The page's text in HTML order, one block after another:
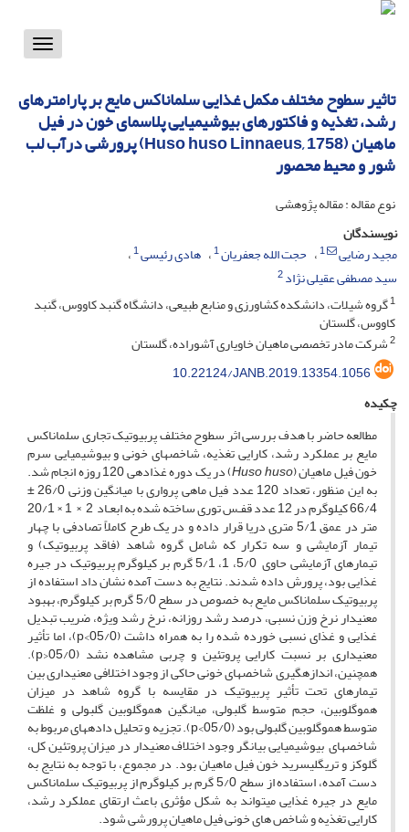
Toggle
تاثیر سطوح مختلف مکمل غذایی سلماناکس مایع بر پارامترهای
رشد، تغذیه و فاکتورهای بیوشیمیایی پلاسمای خون در فیل
ماهیان (Huso huso Linnaeus, 1758) پرورشی درآب لب
شور و محیط محصور
نوع مقاله : مقاله پژوهشی
نویسندگان
مجید رضایی
1 حجت الله جعفریان1 هادی رئیسی1
سید مصطفی عقیلی نژاد2
1گروه شیلات، دانشکده کشاورزی و منابع طبیعی، دانشگاه گنبد کاووس، گنبد
کاووس، گلستان
2شرکت مادر تخصصی ماهیان خاویاری آشوراده، گلستان
10.22124/JANB.2019.13354.1056
چکیده
مطالعه حاضر با هدف بررسی اثر سطوح مختلف پربیوتیک تجاری سلماناکس
مایع بر عملکرد رشد، کارایی تغذیه، شاخص­های خونی و بیوشیمیایی سرم
خون فیل ماهیان (Huso huso ) در یک دوره غذادهی 120 روزه انجام شد.
به این منظور، تعداد 120 عدد فیل ماهی پرواری با میانگین وزنی 26/0 ±
66/4 کیلوگرم در 12 عدد قفـس­ توری ساخته شده به ابعـاد 2 × 1 × 20/1
متر در عمق 5/1 متری دریا قرار داده و در یک طرح کاملاً تصادفی با چهار
تیمار آزمایشی و سه تکرار که شامل گروه شاهد (فاقد پربیوتیک) و
تیمارهای آزمایشی حاوی 5/0، 1، 5/1 گرم بر کیلوگرم پر­بیوتیک در جیره
غذایی بود، پرورش داده شدند. نتایج به دست آمده نشان داد استفاده از
پر­بیوتیک سلماناکس مایع به خصوص در سطح 5/0 گرم بر کیلوگرم، بهبود
معنی­دار نرخ وزن نسبی، درصد رشد روزانه، نرخ رشد ویژه، ضریب تبدیل
غذایی و غذای نسبی خورده شده را به همراه داشت (05/0>p)، اما تأثیر
معنی­داری بر نسبت کارایی پروتئین و چربی مشاهده نشد (05/0<p).
همچنین، اندازه­گیری شاخص­های خونی حاکی از وجود اختلافی معنی­داری بین
تیمارهای تحت تأثیر پر­بیوتیک در مقایسه با گروه شاهد در میزان
هموگلوبین، حجم متوسط گلبولی، میانگین هموگلوبین گلبولی و غلظت
متوسط هموگلوبین گلبولی بود (05/0>p). تجزیه و تحلیل داده­­های مربوط به
شاخص­های بیوشیمیایی بیانگر وجود اختلاف معنی­دار در میزان پروتئین کل،
گلوکز و تری­گلیسرید خون فیل ماهیان بود. در مجموع، با توجه به نتایج به
دست آمده، استفاده از سطح 5/0 گرم بر کیلوگرم از پر­بیوتیک سلماناکس
مایع در جیره غذایی می­تواند به شکل مؤثری باعث ارتقای عملکرد رشد،
کارایی تغذیه و شاخص های خونی فیل ماهیان پرورشی شود.